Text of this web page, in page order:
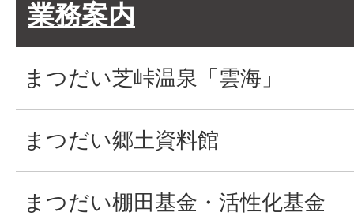
業務案内
まつだい芝峠温泉「雲海」
まつだい郷土資料館
まつだい棚田基金・活性化基金